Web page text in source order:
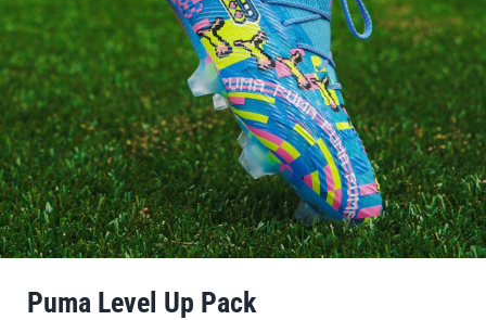
Puma Level Up Pack